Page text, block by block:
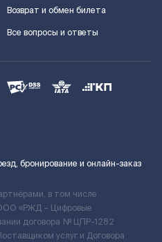
Возврат и обмен билета
Все вопросы и ответы
бронирование и онлайн-заказ
в том числе
«РЖД – Цифровые
договора № ЦПР-1282
услуг и Договора